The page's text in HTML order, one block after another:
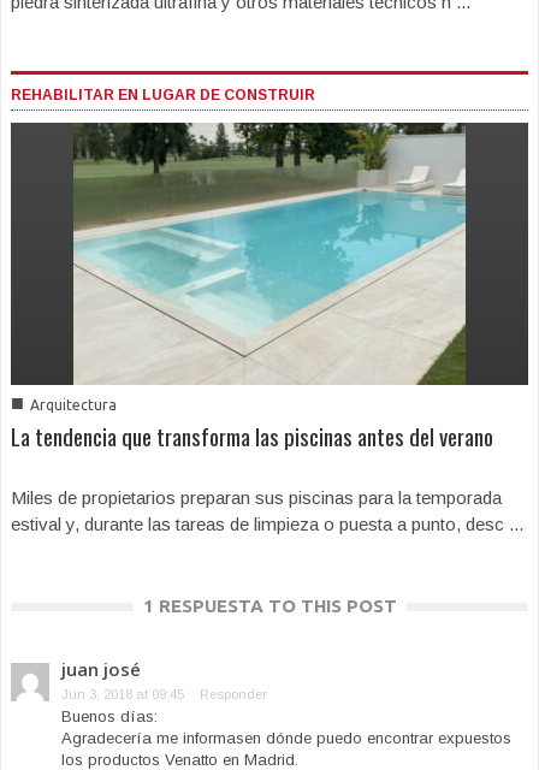
REHABILITAR EN LUGAR DE CONSTRUIR
■ Arquitectura
La tendencia que transforma las piscinas antes del verano
Miles de propietarios preparan sus piscinas para la temporada
estival y, durante las tareas de limpieza o puesta a punto, desc ...
1 RESPUESTA TO THIS POST
juan josé
Jun 3, 2018 at 09:45 Responder
Buenos días:
Agradecería me informasen dónde puedo encontrar expuestos
los productos Venatto en Madrid.